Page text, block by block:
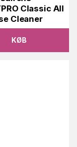
Classic All
Cleaner
KØB